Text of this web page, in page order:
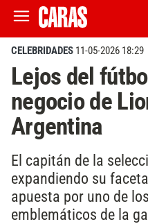
CELEBRIDADES 11-05-2026 18:29
Lejos del
negocio de
Argentina
El capitán de la
expandiendo su
apuesta por uno de
emblemáticos de la